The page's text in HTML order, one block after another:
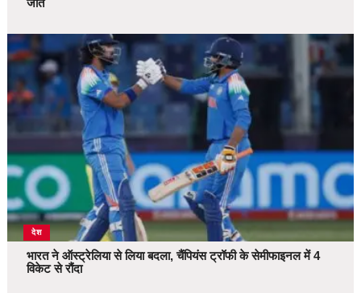
देश
भारत ने ऑस्ट्रेलिया से लिया बदला, चैंपियंस ट्रॉफी के सेमीफाइनल में 4
विकेट से रौंदा